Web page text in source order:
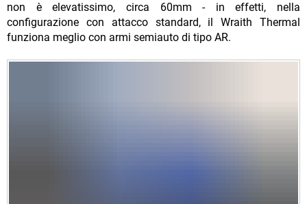
non è elevatissimo, circa 60mm - in effetti, nella
configurazione con attacco standard, il Wraith Thermal
funziona meglio con armi semiauto di tipo AR.